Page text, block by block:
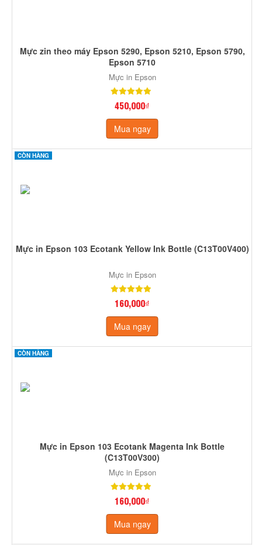
Mực zin theo máy Epson 5290, Epson 5210, Epson 5790,
Epson 5710
Mực in Epson
450,000₫
Mua ngay
CÒN HÀNG
Mực in Epson 103 Ecotank Yellow Ink Bottle (C13T00V400)
Mực in Epson
160,000₫
Mua ngay
CÒN HÀNG
Mực in Epson 103 Ecotank Magenta Ink Bottle
(C13T00V300)
Mực in Epson
160,000₫
Mua ngay